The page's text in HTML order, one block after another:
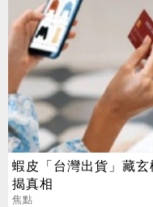
蝦皮「台灣出貨」藏
揭真相
焦點